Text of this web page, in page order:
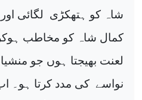
شاہ کو ہتھکڑی
لگائی
کمال شاہ کو مخاطب ہوکر
لعنت بھیجتا ہوں جو
نواسے کی مدد کرتا ہو۔ اب